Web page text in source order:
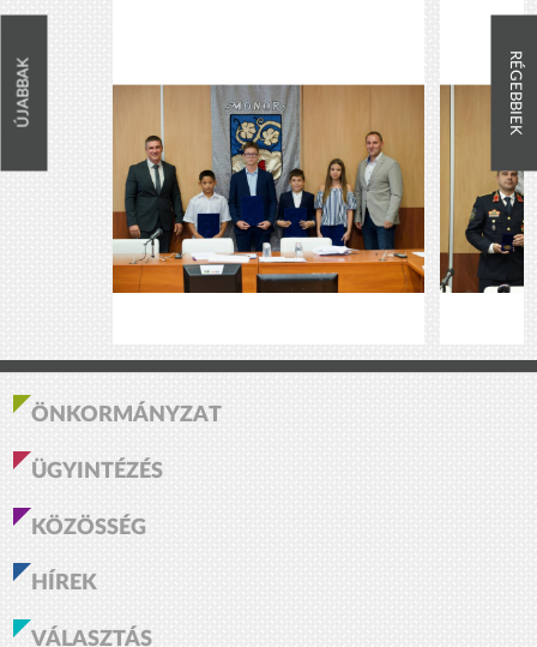
ÚJABBAK RÉGEBBIEK
ÖNKORMÁNYZAT
ÜGYINTÉZÉS
KÖZÖSSÉG
HÍREK
VÁLASZTÁS